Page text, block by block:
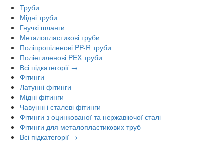
Труби
Мідні труби
Гнучкі шланги
Металопластикові труби
Поліпропіленові PP-R труби
Поліетиленові PEX труби
Всі підкатегорії →
Фітинги
Латунні фітинги
Мідні фітинги
Чавунні і сталеві фітинги
Фітинги з оцинкованої та нержавіючої сталі
Фітинги для металопластикових труб
Всі підкатегорії →